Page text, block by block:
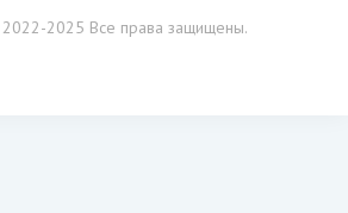
2025 Все права защищены.